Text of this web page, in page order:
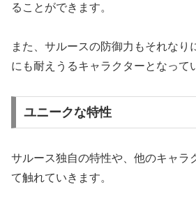
ることができます。
また、サルースの防御力もそれなり
にも耐えうるキャラクターとなって
ユニークな特性
サルース独自の特性や、他のキャラ
て触れていきます。